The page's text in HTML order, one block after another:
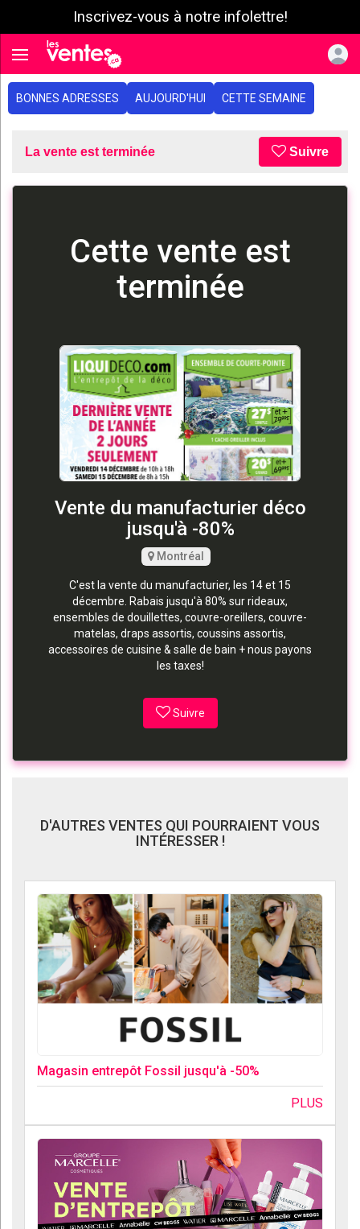
Inscrivez-vous à notre infolettre!
Toggle navigation
BONNES ADRESSES AUJOURD'HUI CETTE SEMAINE
La vente est terminée Suivre
Cette vente est
terminée
Vente du manufacturier déco
jusqu'à -80%
Montréal
C'est la vente du manufacturier, les 14 et 15
décembre. Rabais jusqu'à 80% sur rideaux,
ensembles de douillettes, couvre-oreillers, couvre-
matelas, draps assortis, coussins assortis,
accessoires de cuisine & salle de bain + nous payons
les taxes!
Suivre
D'AUTRES VENTES QUI POURRAIENT VOUS
INTÉRESSER !
Magasin entrepôt Fossil jusqu'à -50%
PLUS